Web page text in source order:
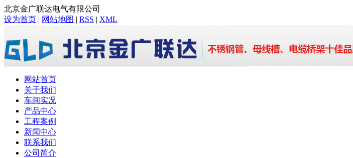
北京金广联达电气有限公司
设为首页 | 网站地图 | RSS | XML
网站首页
关于我们
车间实况
产品中心
工程案例
新闻中心
联系我们
公司简介